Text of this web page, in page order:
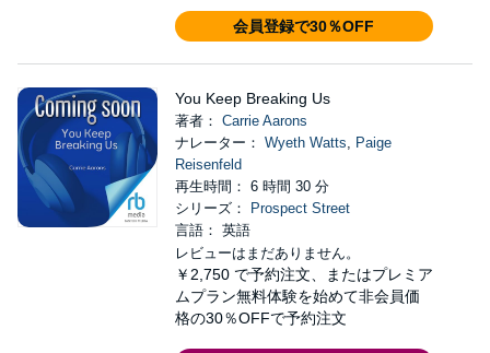
会員登録で30％OFF
You Keep Breaking Us
著者： Carrie Aarons
ナレーター： Wyeth Watts, Paige
Reisenfeld
再生時間： 6 時間 30 分
シリーズ：
Prospect Street
言語： 英語
レビューはまだありません。
￥2,750 で予約注文、またはプレミア
ムプラン無料体験を始めて非会員価
格の30％OFFで予約注文